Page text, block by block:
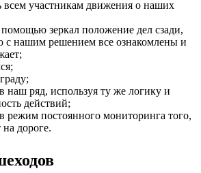
всем участникам движения о наших
зеркал положение дел сзади,
с нашим решением все ознакомлены и
наш ряд, используя ту же логику и
действий;
режим постоянного мониторинга того,
дороге.